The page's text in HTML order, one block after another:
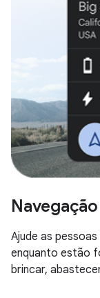
Navegação
Ajude as
enquanto estão
brincar,